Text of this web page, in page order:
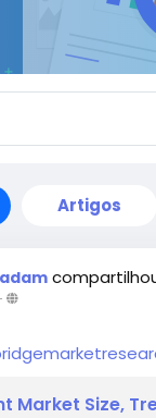
Artigos
Market Size,